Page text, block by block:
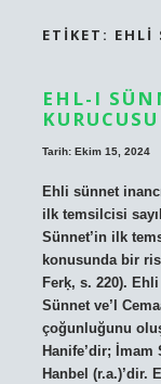
ETIKET: EHLI
EHL-I
Tarih: Ekim 15, 2024
Ehli sünnet
ilk temsilcisi
Sünnet’in ilk
konusunda bir
Ferḳ, s. 220).
Sünnet ve’l
çoğunluğunu
Hanife’dir;
Hanbel (r.a.)’dir.